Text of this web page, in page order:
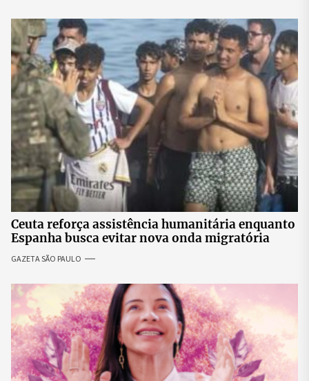
Ceuta reforça assistência humanitária enquanto
Espanha busca evitar nova onda migratória
GAZETA SÃO PAULO